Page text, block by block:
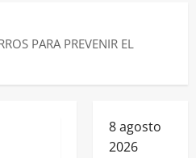
PARA PREVENIR EL
8 agosto
2026